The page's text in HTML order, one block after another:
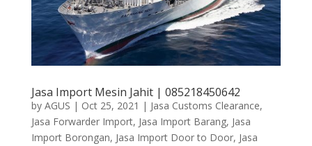
Jasa Import Mesin Jahit | 085218450642
by AGUS | Oct 25, 2021 | Jasa Customs Clearance,
Jasa Forwarder Import, Jasa Import Barang, Jasa
Import Borongan, Jasa Import Door to Door, Jasa